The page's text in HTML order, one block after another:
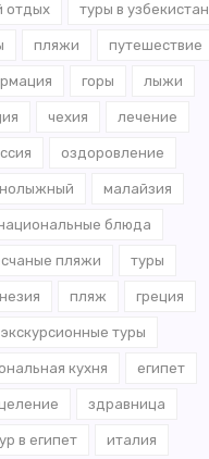
отдых туры в узбекистан
пляжи путешествие
горы лыжи
чехия лечение
оздоровление
малайзия
блюда
пляжи туры
пляж греция
экскурсионные туры
кухня египет
здравница
в египет италия